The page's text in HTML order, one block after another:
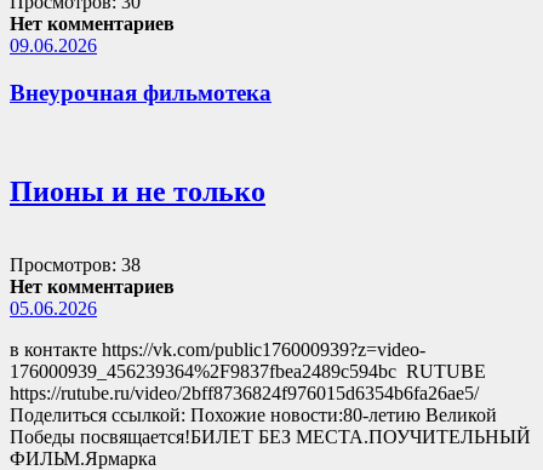
Нет комментариев
09.06.2026
Внеурочная фильмотека
Пионы и не только
Просмотров: 38
Нет комментариев
05.06.2026
в контакте https://vk.com/public176000939?z=video-
176000939_456239364%2F9837fbea2489c594bc RUTUBE
https://rutube.ru/video/2bff8736824f976015d6354b6fa26ae5/
Поделиться ссылкой: Похожие новости:80-летию Великой
Победы посвящается!БИЛЕТ БЕЗ МЕСТА.ПОУЧИТЕЛЬНЫЙ
ФИЛЬМ.Ярмарка